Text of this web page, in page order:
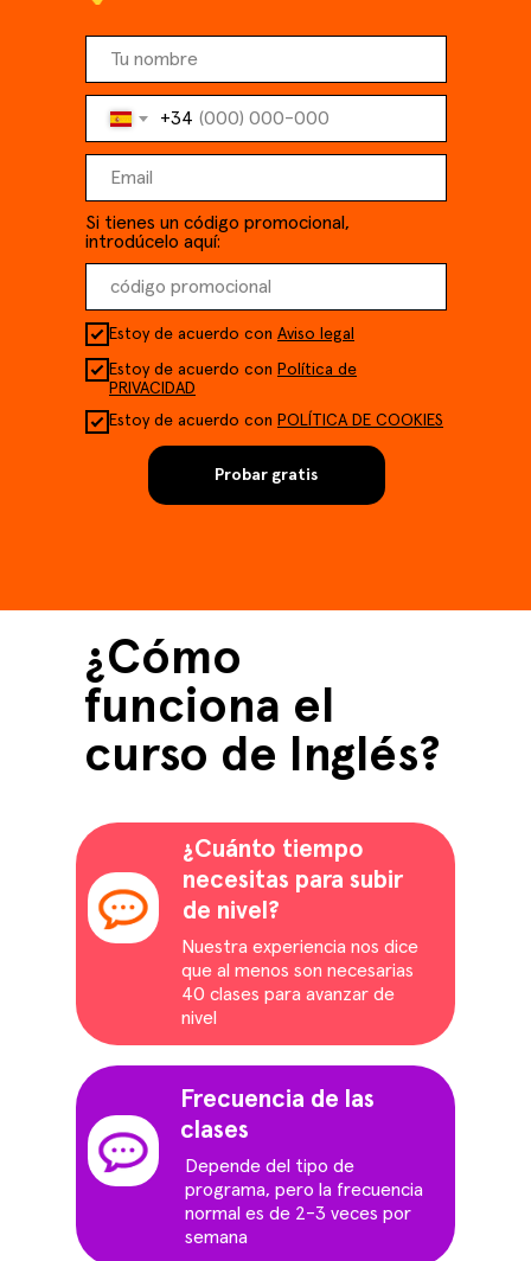
+34
Si tienes un código promocional,
introdúcelo aquí:
Estoy de acuerdo con Aviso legal
Estoy de acuerdo con Política de
PRIVACIDAD
Estoy de acuerdo con POLÍTICA DE COOKIES
Probar gratis
¿Cómo
funciona el
curso de Inglés?
¿Cuánto tiempo
necesitas para subir
de nivel?
Nuestra experiencia nos dice
que al menos son necesarias
40 clases para avanzar de
nivel
Frecuencia de las
clases
Depende del tipo de
programa, pero la frecuencia
normal es de 2-3 veces por
semana